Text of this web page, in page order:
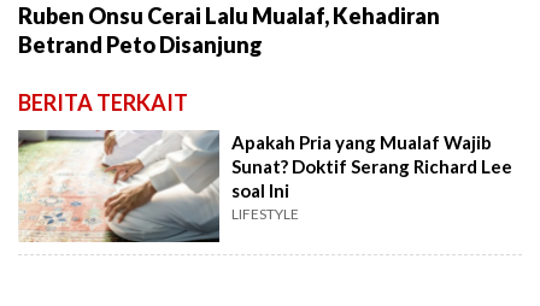
Ruben Onsu Cerai Lalu Mualaf, Kehadiran
Betrand Peto Disanjung
BERITA TERKAIT
Apakah Pria yang Mualaf Wajib
Sunat? Doktif Serang Richard Lee
soal Ini
LIFESTYLE